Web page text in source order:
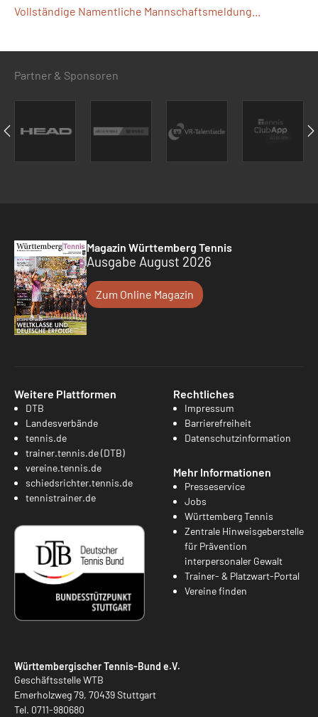
Vollständige Namentliche Mannschaftsmeldung...
Partner & Sponsoren
Magazin Württemberg Tennis
Ausgabe August 2026
Zum Online Magazin
Weitere Plattformen
DTB
Landesverbände
tennis.de
trainer.tennis.de (DTB)
vereine.tennis.de
schiedsrichter.tennis.de
tennistrainer.de
Rechtliches
Impressum
Barrierefreiheit
Datenschutzinformation
Mehr Informationen
Presseservice
Jobs
Württemberg Tennis
Zentrale Hinweisgeberstelle
für Prävention
interpersonaler Gewalt
Trainer- & Platzwart-Portal
Vereine finden
Württembergischer Tennis-Bund e.V.
Geschäftsstelle WTB
Emerholzweg 79, 70439 Stuttgart
Tel. 0711-980680